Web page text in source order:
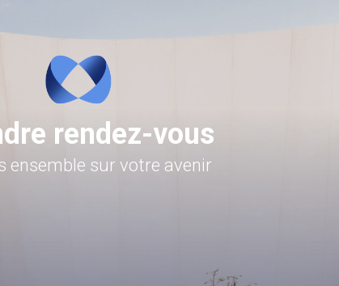
rendez-vous
ensemble sur votre avenir